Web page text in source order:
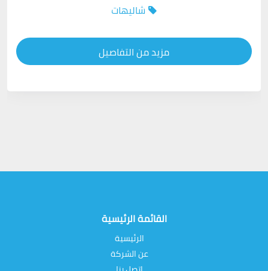
شاليهات
مزيد من التفاصيل
القائمة الرئيسية
الرئيسية
عن الشركة